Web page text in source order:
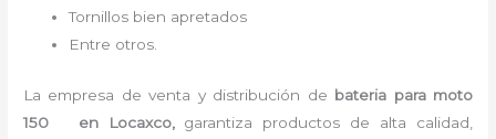
Tornillos bien apretados
Entre otros.
La empresa de venta y distribución de bateria para moto
150
en Locaxco, garantiza productos de alta calidad,